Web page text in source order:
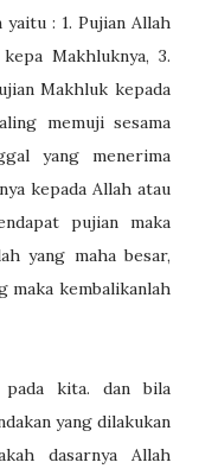
: 1. Pujian Allah
Makhluknya, 3.
Makhluk kepada
memuji sesama
yang menerima
kepada Allah atau
pujian maka
yang maha besar,
maka kembalikanlah
pada kita. dan bila
yang dilakukan
dasarnya Allah